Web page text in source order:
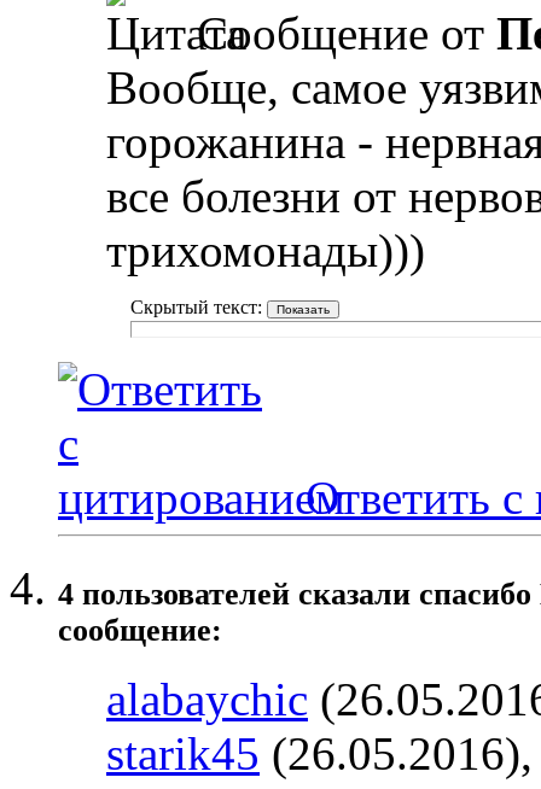
Сообщение от
Вообще, самое
горожанина -
все болезни от
трихомонады)))
Скрытый текст:
Ответить с
4 пользователей сказали
сообщение:
alabaychic
starik45